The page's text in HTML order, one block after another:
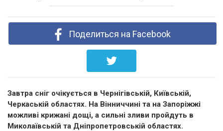
Поделиться на Facebook
Завтра сніг очікується в Чернігівській, Київській,
Черкаській областях. На Вінниччині та на Запоріжжі
можливі крижані дощі, а сильні зливи пройдуть в
Миколаївській та Дніпропетровській областях.